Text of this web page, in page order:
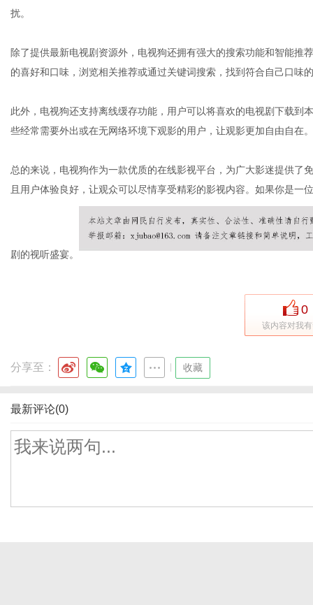
扰。
除了提供最新电视剧资源外，电视狗还拥有强大的搜索功能和智能推
的喜好和口味，浏览相关推荐或通过关键词搜索，找到符合自己口味
此外，电视狗还支持离线缓存功能，用户可以将喜欢的电视剧下载到
些经常需要外出或在无网络环境下观影的用户，让观影更加自由自在。
总的来说，电视狗作为一款优质的在线影视平台，为广大影迷提供了
且用户体验良好，让观众可以尽情享受精彩的影视内容。如果你是
剧的视听盛宴。
0
该内容对我
分享至： 收藏
最新评论(0)